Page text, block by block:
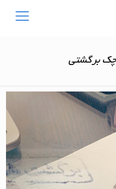
چک برگشتی